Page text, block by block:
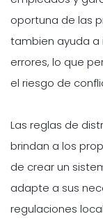
oportuna de las
tambien ayuda a
errores, lo que
el riesgo de
Las reglas de
brindan a los
de crear un
adapte a sus
regulaciones